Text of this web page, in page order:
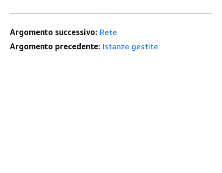
Argomento successivo: Rete
Argomento precedente: Istanze gestite